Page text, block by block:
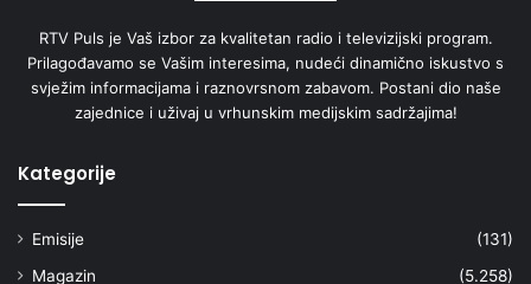
RTV Puls je Vaš izbor za kvalitetan radio i televizijski program.
Prilagođavamo se Vašim interesima, nudeći dinamično iskustvo s
svježim informacijama i raznovrsnom zabavom. Postani dio naše
zajednice i uživaj u vrhunskim medijskim sadržajima!
Kategorije
Emisije
(131)
Magazin
(5.258)